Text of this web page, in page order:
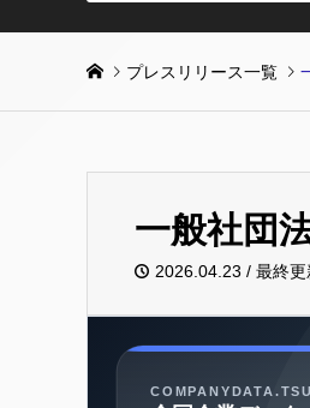
プレスリリース一覧
一般社団
2026.04.23 / 最終